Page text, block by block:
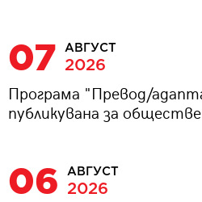
07 АВГУСТ
2026
Програма "Превод/
публикувана за
06 АВГУСТ
2026